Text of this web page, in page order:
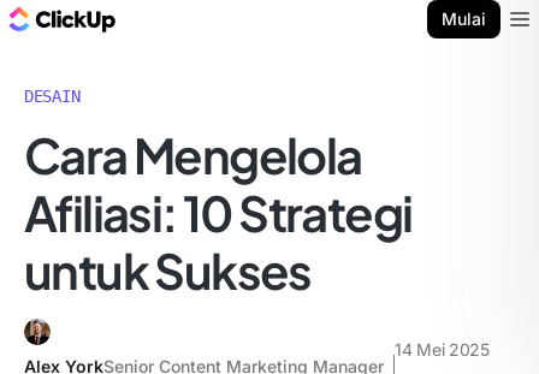
Mulai
DESAIN
Cara Mengelola
Afiliasi: 10 Strategi
untuk Sukses
Alex YorkSenior Content Marketing Manager
14 Mei 2025